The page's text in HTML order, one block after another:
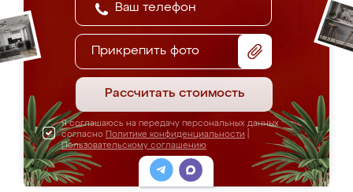
Прикрепить фото
Рассчитать стоимость
Я соглашаюсь на передачу персональных данных
согласно Политике конфиденциальности
Пользовательскому соглашению